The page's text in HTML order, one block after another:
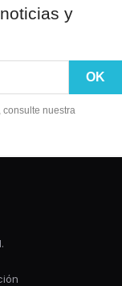
y
consulte nuestra